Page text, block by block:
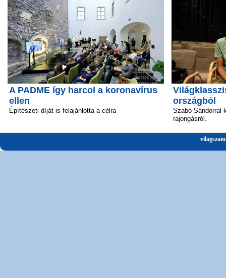
A PADME így harcol a koronavírus
ellen
Építészeti díját is felajánlotta a célra
országból
Szabó Sándorral
rajongásról.